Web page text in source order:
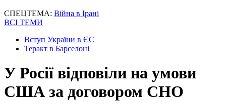
СПЕЦТЕМА: Війна в Ірані
ВСІ ТЕМИ
Вступ України в ЄС
Теракт в Барселоні
У Росії відповіли на умови
США за договором СНО